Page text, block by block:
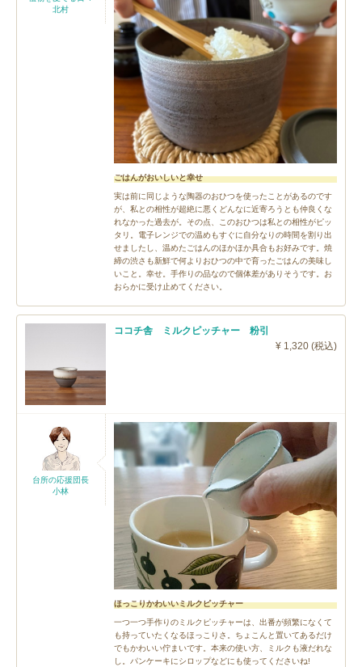
北村
ごはんがおいしいと幸せ
実は前に同じような陶器のおひつを使ったことがあるのです
が、私との相性が超絶に悪くどんなに近寄ろうとも仲良くな
れなかった過去が。その点、このおひつは私との相性がピッ
タリ。電子レンジでの温めもすぐに自分なりの時間を割り出
せましたし、温めたごはんのほかほか具合もお好みです。焼
締の渋さも新鮮で何よりおひつの中で育ったごはんの美味し
いこと。幸せ。手作りの品なので個体差がありそうです。お
おらかに受け止めてください。
ココチ舎 ミルクピッチャー 粉引
¥ 1,320 (税込)
台所の応援団長
小林
ほっこりかわいいミルクピッチャー
一つ一つ手作りのミルクピッチャーは、出番が頻繁になくて
も持っていたくなるほっこりさ。ちょこんと置いてあるだけ
でもかわいい佇まいです。本来の使い方、ミルクも液だれな
し。パンケーキにシロップなどにも使ってくださいね!